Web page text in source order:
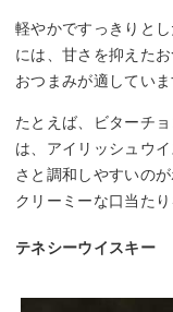
軽やかですっきりと
には、甘さを抑えた
おつまみが適していま
たとえば、ビターチ
は、アイリッシュウ
さと調和しやすいの
クリーミーな口当たり
テネシーウイスキー